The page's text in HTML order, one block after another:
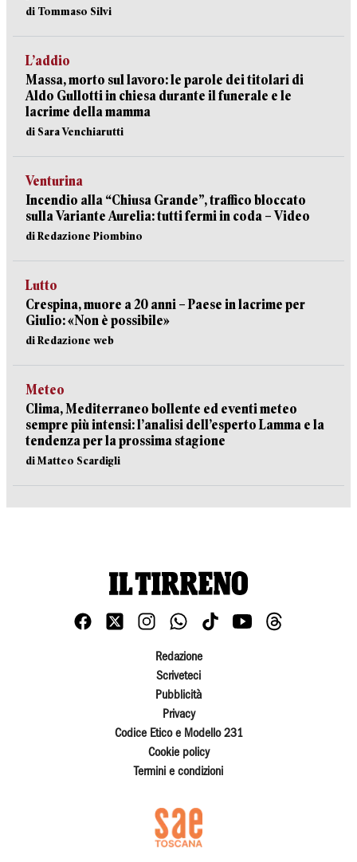
di Tommaso Silvi
L’addio
Massa, morto sul lavoro: le parole dei titolari di
Aldo Gullotti in chiesa durante il funerale e le
lacrime della mamma
di Sara Venchiarutti
Venturina
Incendio alla “Chiusa Grande”, traffico bloccato
sulla Variante Aurelia: tutti fermi in coda – Video
di Redazione Piombino
Lutto
Crespina, muore a 20 anni – Paese in lacrime per
Giulio: «Non è possibile»
di Redazione web
Meteo
Clima, Mediterraneo bollente ed eventi meteo
sempre più intensi: l’analisi dell’esperto Lamma e la
tendenza per la prossima stagione
di Matteo Scardigli
Redazione
Scriveteci
Pubblicità
Privacy
Codice Etico e Modello 231
Cookie policy
Termini e condizioni